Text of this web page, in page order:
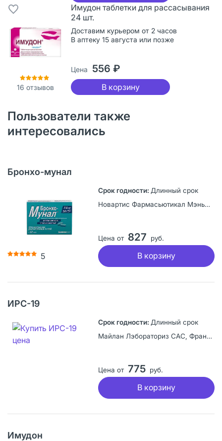
16 отзывов
Имудон таблетки для рассасывания
24 шт.
Доставим курьером от 2 часов
В аптеку 15 августа или позже
Цена 556 ₽
В корзину
Пользователи также
интересовались
Бронхо-мунал
5
Длинный срок
Новартис Фармасьютикал Мэньюфекчуринг, Словения
Цена от 827 руб.
В корзину
ИРС-19
Длинный срок
Майлан Лэбораториз САС, Франция
Цена от 775 руб.
В корзину
Имудон